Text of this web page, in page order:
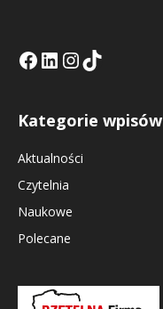
Facebook
LinkedIn
Tik Tok KEInstagramm KE
Kategorie wpisów
Aktualności
Czytelnia
Naukowe
Polecane